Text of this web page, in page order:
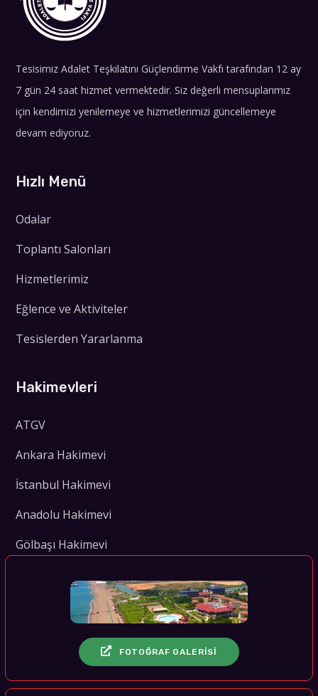
Tesisimiz Adalet Teşkilatını Güçlendirme Vakfı tarafından 12 ay
7 gün 24 saat hizmet vermektedir. Siz değerli mensuplarımız
için kendimizi yenilemeye ve hizmetlerimizi güncellemeye
devam ediyoruz.
Hızlı Menü
Odalar
Toplantı Salonları
Hizmetlerimiz
Eğlence ve Aktiviteler
Tesislerden Yararlanma
Hakimevleri
ATGV
Ankara Hakimevi
İstanbul Hakimevi
Anadolu Hakimevi
Gölbaşı Hakimevi
FOTOĞRAF GALERİSİ